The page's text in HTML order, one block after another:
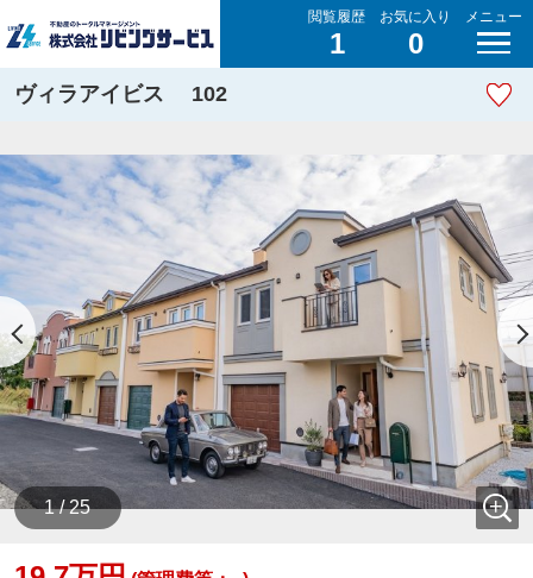
閲覧履歴
1
お気に入り
0
メニュー
ヴィラアイビス 102
1 / 25